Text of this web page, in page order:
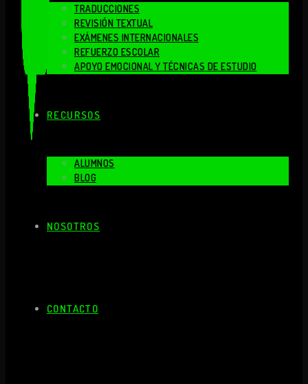
TRADUCCIONES
REVISIÓN TEXTUAL
EXÁMENES INTERNACIONALES
REFUERZO ESCOLAR
APOYO EMOCIONAL Y TÉCNICAS DE ESTUDIO
RECURSOS
ALUMNOS
BLOG
NOSOTROS
CONTACTO